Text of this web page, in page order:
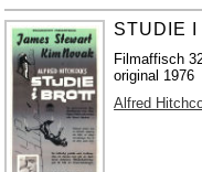
STUDIE
Filmaffisch
original 1976
Alfred